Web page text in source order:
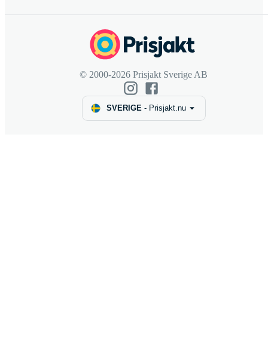
© 2000-2026 Prisjakt Sverige AB
SVERIGE- Prisjakt.nu